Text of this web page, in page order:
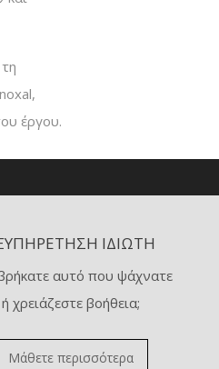
έργου.
ΙΔΙΏΤΗ
αυτό που ψάχνατε
ή χρειάζεστε βοήθεια;
Μάθετε περισσότερα